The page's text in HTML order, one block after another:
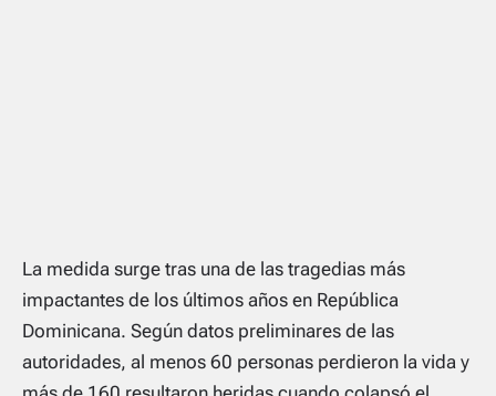
La medida surge tras una de las tragedias más
impactantes de los últimos años en República
Dominicana. Según datos preliminares de las
autoridades, al menos 60 personas perdieron la vida y